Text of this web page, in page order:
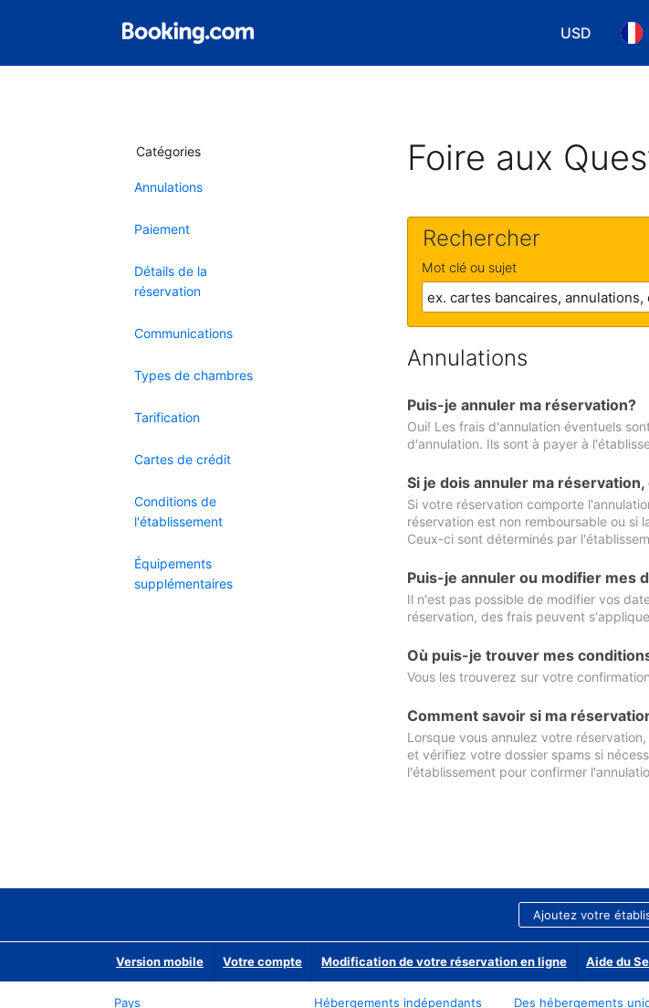
USD
Choisissez
Catégories
Annulations
Paiement
Détails de la
réservation
Communications
Types de chambres
Tarification
Cartes de crédit
Conditions de
l'établissement
Équipements
supplémentaires
Foire aux
Rechercher
Mot clé ou sujet
Annulations
Puis-je annuler ma réservation?
Oui! Les frais d'annulation éventuels
d'annulation. Ils sont à payer à
Si je dois annuler ma
Si votre réservation comporte
réservation est non remboursable ou si
Ceux-ci sont déterminés par
Puis-je annuler ou modifier mes
Il n'est pas possible de modifier vos
réservation, des frais peuvent
Où puis-je trouver mes
Vous les trouverez sur votre
Comment savoir si ma
Lorsque vous annulez votre
et vérifiez votre dossier spams si
l'établissement pour confirmer
Ajoutez votre
Version mobile Votre compte Modification de votre réservation en ligne Aide du
Pays
Hébergements indépendants
Des hébergements